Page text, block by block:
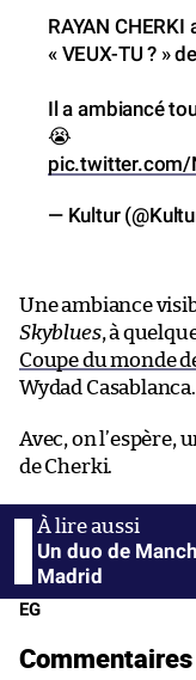
RAYAN
« VEUX-TU ? »
Il a ambiancé
😭
pic.twitter.com/
— Kultur
Une ambiance
Skyblues, à
Coupe du monde
Wydad Casablanca.
Avec, on l’espère,
de Cherki.
Un duo de
Madrid
EG
Commentaires